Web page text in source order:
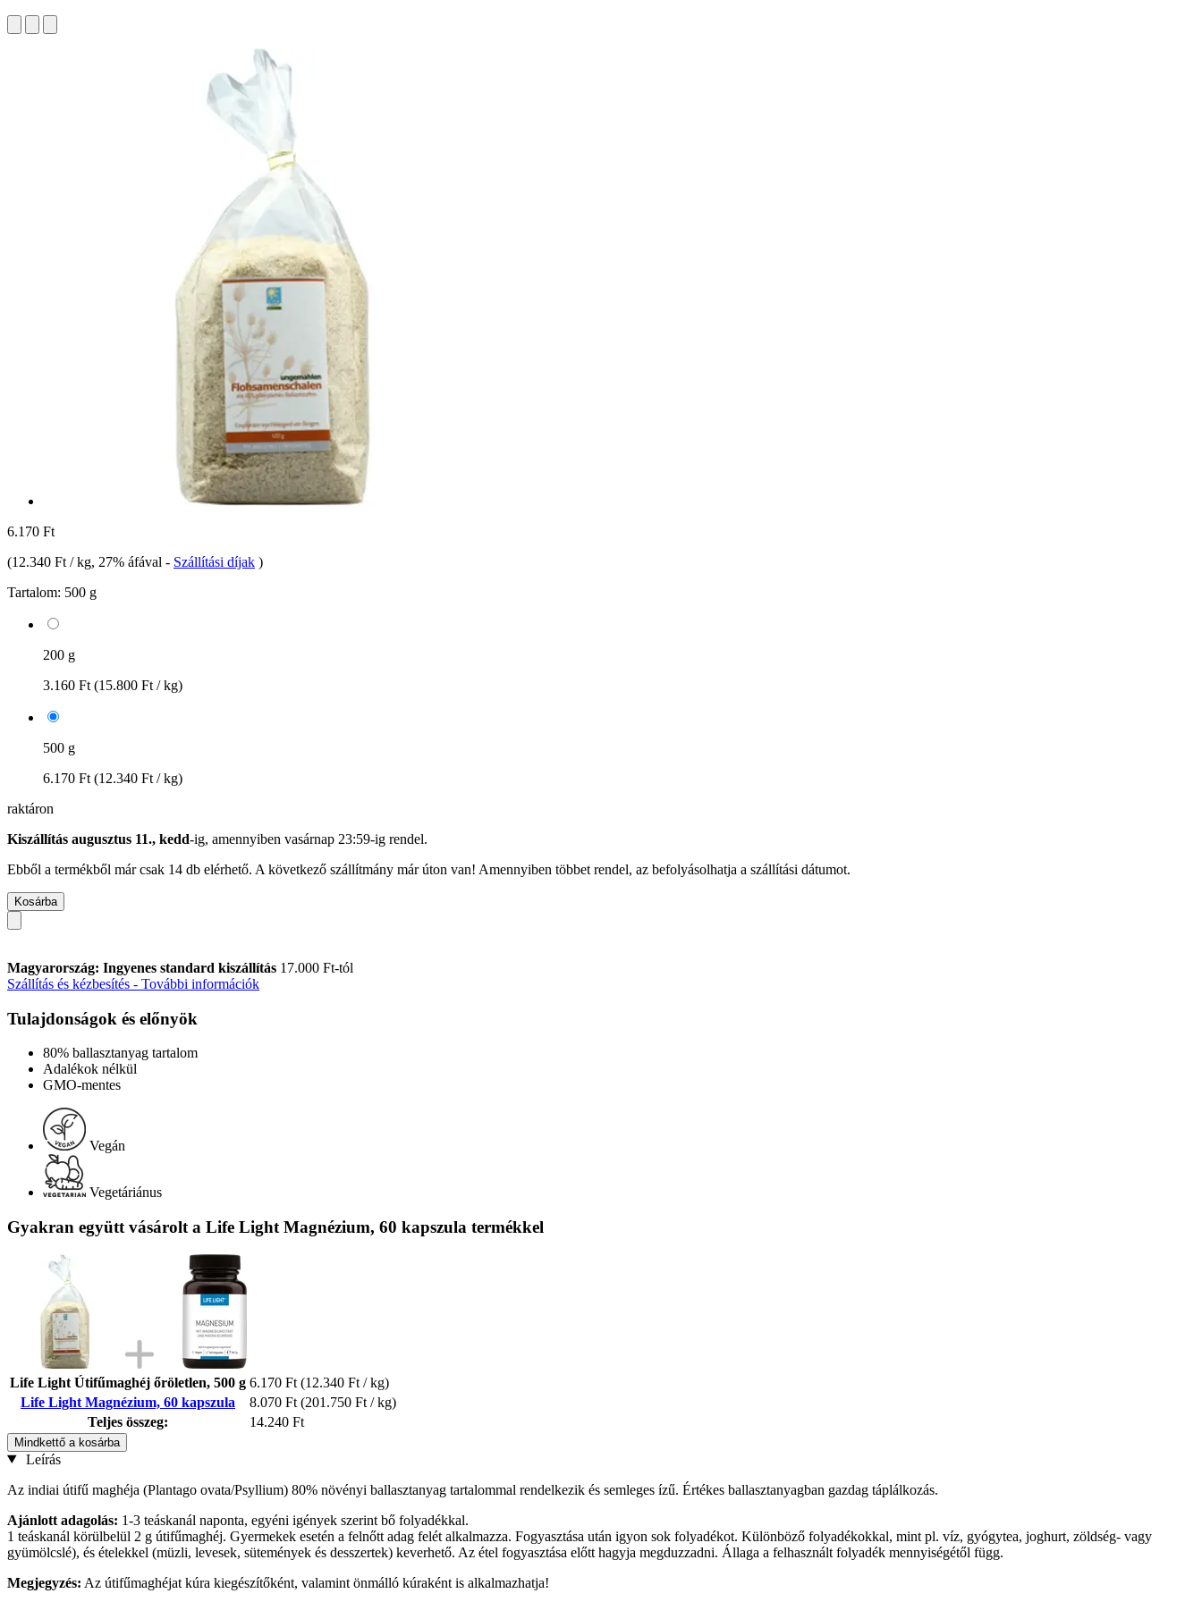
6.170 Ft
(12.340 Ft / kg, 27% áfával - Szállítási díjak )
Tartalom: 500 g
200 g
3.160 Ft (15.800 Ft / kg)
500 g
6.170 Ft (12.340 Ft / kg)
raktáron
Kiszállítás augusztus 11., kedd-ig, amennyiben vasárnap 23:59-ig rendel.
Ebből a termékből már csak 14 db elérhető. A következő szállítmány már úton van! Amennyiben többet rendel, az befolyásolhatja a szállítási dátumot.
Kosárba
Magyarország: Ingyenes standard kiszállítás 17.000 Ft-tól
Szállítás és kézbesítés - További információk
Tulajdonságok és előnyök
80% ballasztanyag tartalom
Adalékok nélkül
GMO-mentes
Vegán
Vegetáriánus
Gyakran együtt vásárolt a Life Light Magnézium, 60 kapszula termékkel
Life Light Útifűmaghéj őröletlen, 500 g 6.170 Ft (12.340 Ft / kg)
Life Light Magnézium, 60 kapszula
8.070 Ft (201.750 Ft / kg)
Teljes összeg:
14.240 Ft
Mindkettő a kosárba
Leírás
Az indiai útifű maghéja (Plantago ovata/Psyllium) 80% növényi ballasztanyag tartalommal rendelkezik és semleges ízű. Értékes ballasztanyagban gazdag táplálkozás.
Ajánlott adagolás: 1-3 teáskanál naponta, egyéni igények szerint bő folyadékkal.
1 teáskanál körülbelül 2 g útifűmaghéj. Gyermekek esetén a felnőtt adag felét alkalmazza. Fogyasztása után igyon sok folyadékot. Különböző folyadékokkal, mint pl. víz, gyógytea, joghurt, zöldség- vagy
gyümölcslé), és ételekkel (müzli, levesek, sütemények és desszertek) keverhető. Az étel fogyasztása előtt hagyja megduzzadni. Állaga a felhasznált folyadék mennyiségétől függ.
Megjegyzés: Az útifűmaghéjat kúra kiegészítőként, valamint önmálló kúraként is alkalmazhatja!